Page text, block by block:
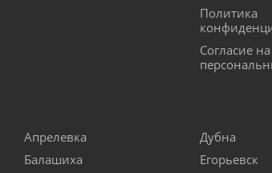
Политика
Согласие
Апрелевка
Балашиха
Дубна
Егорьевск